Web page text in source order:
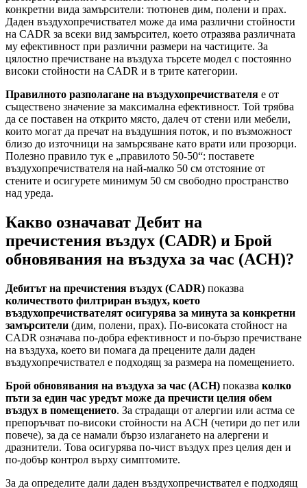
конкретни вида замърсители: тютюнев дим, полени и прах.
Даден въздухопречиствател може да има различни стойности
на CADR за всеки вид замърсител, което отразява различната
му ефективност при различни размери на частиците. За
цялостно пречистване на въздуха търсете модел с постоянно
високи стойности на CADR и в трите категории.
Правилното разполагане на въздухопречиствателя е от
съществено значение за максимална ефективност. Той трябва
да се поставен на открито място, далеч от стени или мебели,
които могат да пречат на въздушния поток, и по възможност
близо до източници на замърсяване като врати или прозорци.
Полезно правило тук е „правилото 50-50“: поставете
въздухопречиствателя на най-малко 50 см отстояние от
стените и осигурете минимум 50 см свободно пространство
над уреда.
Какво означават Дебит на
пречистения въздух (CADR) и Брой
обновявания на въздуха за час (ACH)?
Дебитът на пречистения въздух (CADR) показва
количеството филтриран въздух, което
въздухопречиствателят осигурява за минута за конкретни
замърсители (дим, полени, прах). По-високата стойност на
CADR означава по-добра ефективност и по-бързо пречистване
на въздуха, което ви помага да прецените дали даден
въздухопречиствател е подходящ за размера на помещението.
Брой обновявания на въздуха за час (ACH) показва колко
пъти за един час уредът може да пречисти целия обем
въздух в помещението. За страдащи от алергии или астма се
препоръчват по-високи стойности на ACH (четири до пет или
повече), за да се намали бързо излагането на алергени и
дразнители. Това осигурява по-чист въздух през целия ден и
по-добър контрол върху симптомите.
За да определите дали даден въздухопречиствател е подходящ